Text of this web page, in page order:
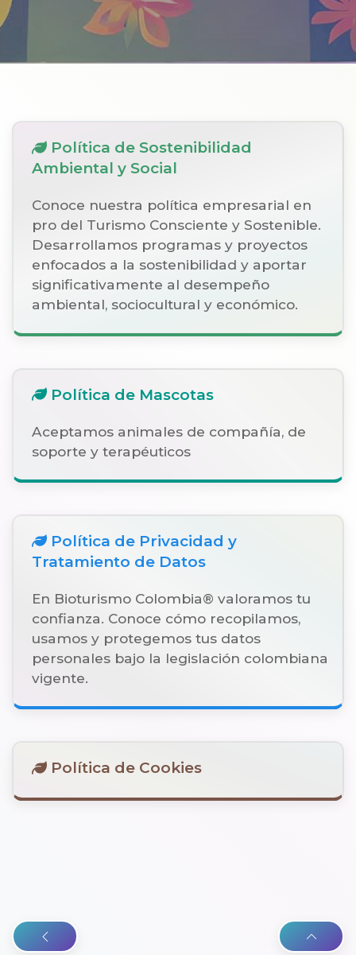
Política de Sostenibilidad
Ambiental y Social
Conoce nuestra política empresarial en
pro del Turismo Consciente y Sostenible.
Desarrollamos programas y proyectos
enfocados a la sostenibilidad y aportar
significativamente al desempeño
ambiental, sociocultural y económico.
Política de Mascotas
Aceptamos animales de compañía, de
soporte y terapéuticos
Política de Privacidad y
Tratamiento de Datos
En Bioturismo Colombia® valoramos tu
confianza. Conoce cómo recopilamos,
usamos y protegemos tus datos
personales bajo la legislación colombiana
vigente.
Política de Cookies